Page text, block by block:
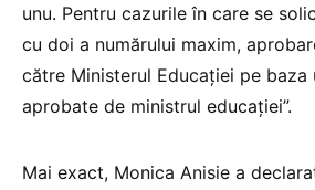
unu. Pentru cazurile în care se
cu doi a numărului maxim,
către Ministerul Educației pe baza
aprobate de ministrul educației”.
Mai exact, Monica Anisie a